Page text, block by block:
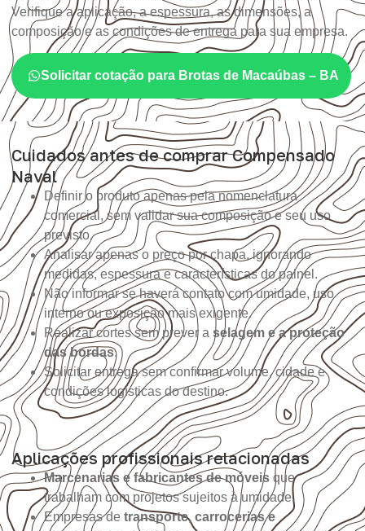
Verifique a aplicação, a espessura, as dimensões, a
composição e as condições de entrega para sua empresa.
Solicitar cotação para Brotas de Macaúbas – BA
Cuidados antes de comprar Compensado
Naval
Definir o produto apenas pela nomenclatura
comercial, sem validar sua composição e seu uso
previsto.
Analisar apenas o preço por chapa, ignorando
medidas, espessura e características do painel.
Não informar se haverá contato com umidade, uso
interno ou exposição mais exigente.
Realizar cortes sem prever a selagem e a proteção
das bordas.
Solicitar entrega sem confirmar volume, cidade e
condições logísticas do destino.
Aplicações profissionais relacionadas
Marcenarias e fabricantes de móveis que
trabalham com projetos sujeitos à umidade.
Empresas de transporte, carrocerias e